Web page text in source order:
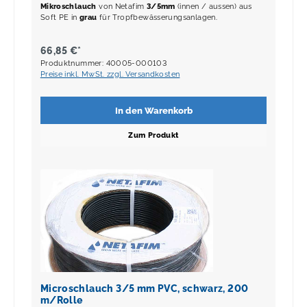
Mikroschlauchvon Netafim 3/5mm(innen / aussen) aus
Soft PE ingrau für Tropfbewässerungsanlagen.
66,85 €*
Produktnummer: 40005-000103
Preise inkl. MwSt. zzgl. Versandkosten
In den Warenkorb
Zum Produkt
Microschlauch 3/5 mm PVC, schwarz, 200
m/Rolle